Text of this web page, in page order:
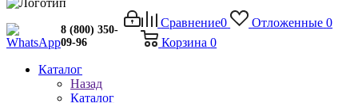
Сравнение0 Отложенные 0
Корзина 0
8 (800) 350-
09-96
Каталог
Назад
Каталог